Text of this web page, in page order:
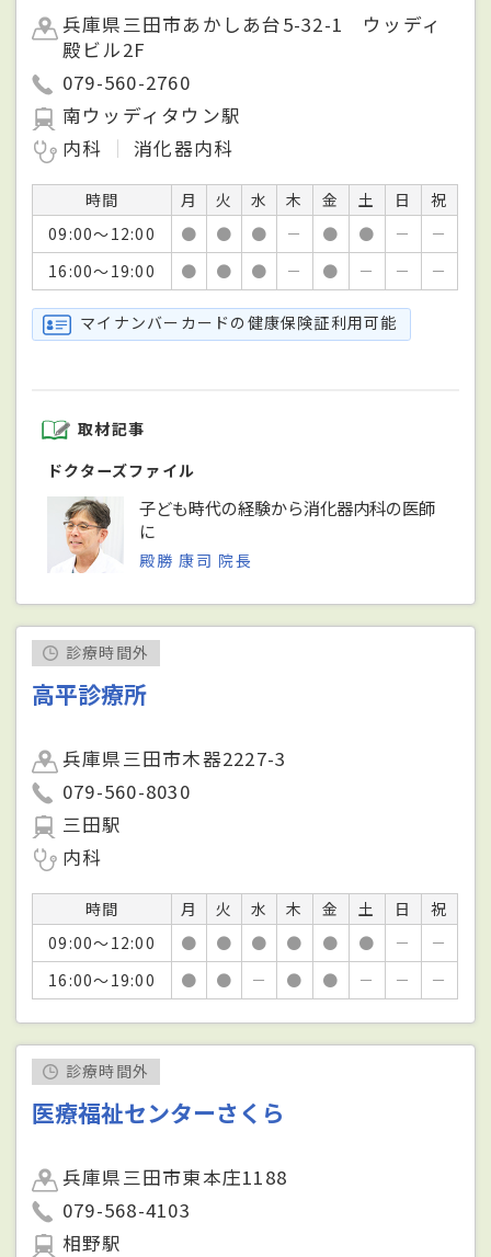
兵庫県三田市あかしあ台5-32-1 ウッディ
殿ビル2F
079-560-2760
南ウッディタウン駅
内科
消化器内科
時間 月 火 水 木 金 土 日
祝
09:00～12:00
● ● ● － ● ● －
－
16:00～19:00
● ● ● － ● － － －
マイナンバーカードの健康保険証利用可能
取材記事
ドクターズファイル
子ども時代の経験から消化器内科の医師
に
殿勝 康司 院長
診療時間外
高平診療所
兵庫県三田市木器2227-3
079-560-8030
三田駅
内科
時間 月 火 水 木 金 土 日
祝
09:00～12:00
● ● ● ● ● ● －
－
16:00～19:00
● ● － ● ● － － －
診療時間外
医療福祉センターさくら
兵庫県三田市東本庄1188
079-568-4103
相野駅